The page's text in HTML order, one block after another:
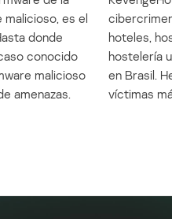
malicioso, es el
donde
conocido
malicioso
amenazas.
hoteles,
hostelería
en Brasil.
víctimas